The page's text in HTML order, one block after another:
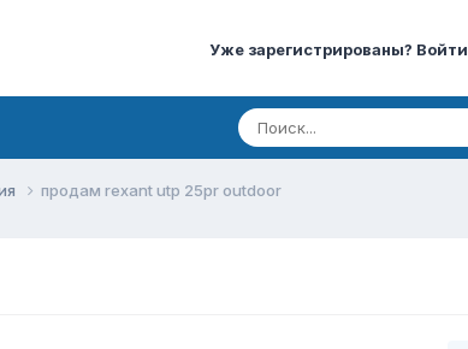
Уже зарегистрированы? Войти
продам rexant utp 25pr outdoor